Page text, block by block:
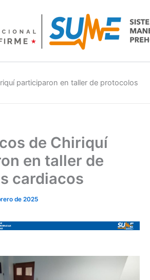
participaron en taller de protocolos
de Chiriquí
en taller de
cardiacos
de 2025